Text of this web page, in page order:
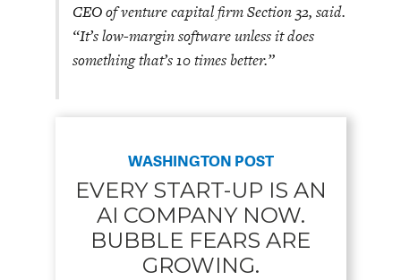
CEO of venture capital firm Section 32, said.
“It’s low-margin software unless it does
something that’s 10 times better.”
WASHINGTON POST
EVERY START-UP IS AN
AI COMPANY NOW.
BUBBLE FEARS ARE
GROWING.